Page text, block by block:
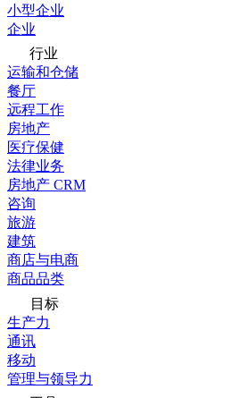
小型企业
企业
行业
运输和仓储
餐厅
远程工作
房地产
医疗保健
法律业务
房地产 CRM
咨询
旅游
建筑
商店与电商
商品品类
目标
生产力
通讯
移动
管理与领导力